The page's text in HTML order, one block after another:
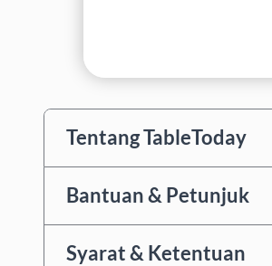
Tentang TableToday
Bantuan & Petunjuk
Syarat & Ketentuan